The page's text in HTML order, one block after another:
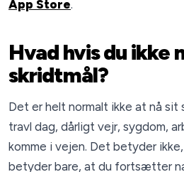
App Store.
Hvad hvis du ikke
skridtmål?
Det er helt normalt ikke at nå sit
travl dag, dårligt vejr, sygdom,
komme i vejen. Det betyder
betyder bare, at du fortsætter